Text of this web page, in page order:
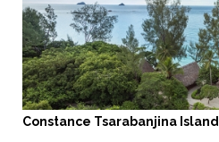
Constance Tsarabanjina Island